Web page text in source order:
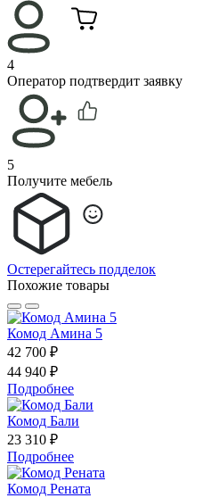
4
Оператор подтвердит заявку
5
Получите мебель
Остерегайтесь подделок
Похожие товары
Комод Амина 5
42 700 ₽
44 940 ₽
Подробнее
Комод Бали
23 310 ₽
Подробнее
Комод Рената